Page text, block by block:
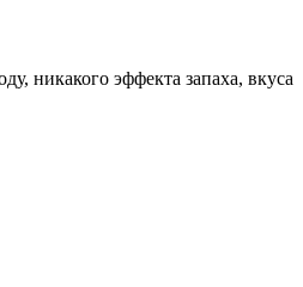
никакого эффекта запаха, вкуса